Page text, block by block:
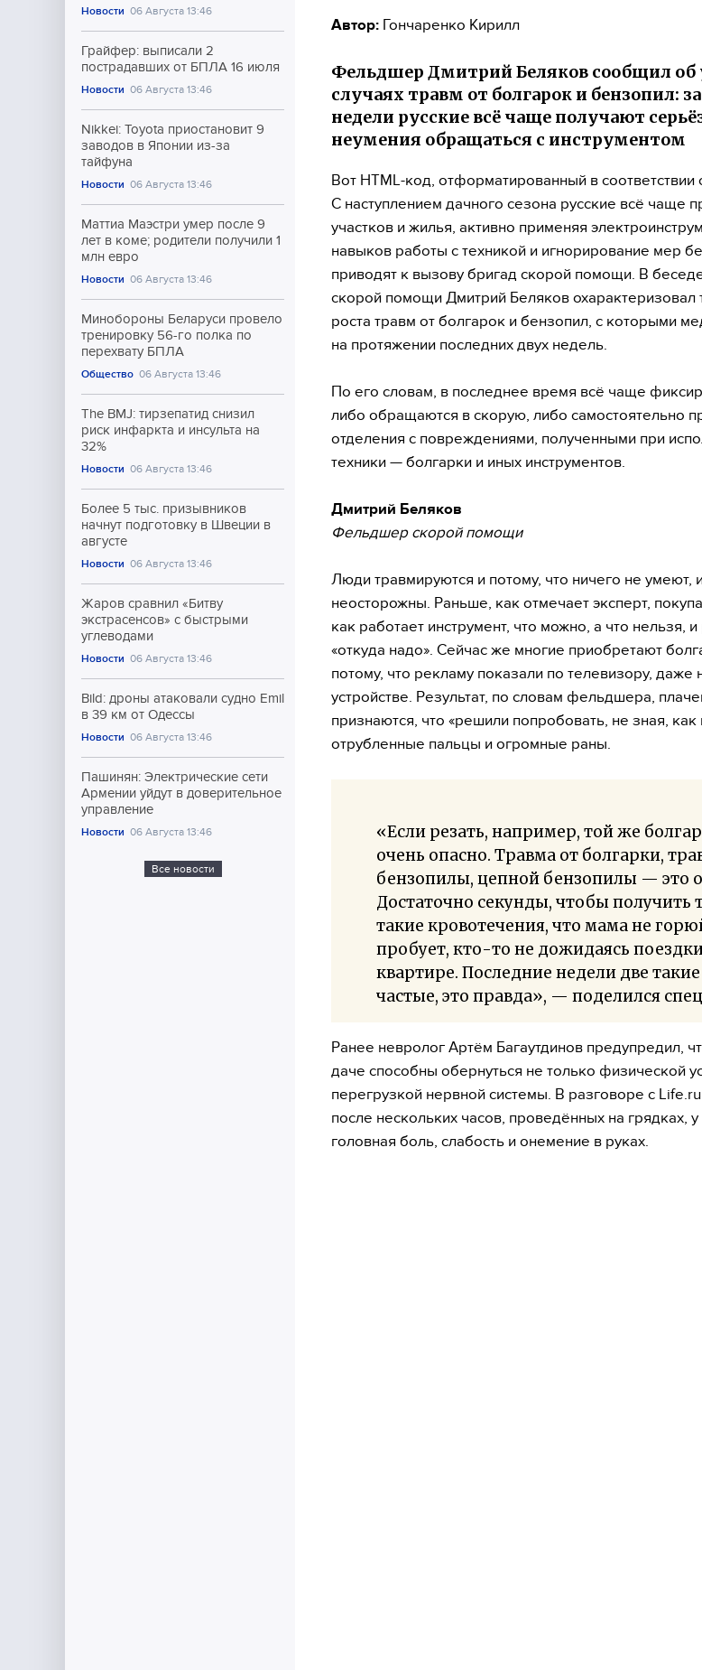
Новости 06 Августа 13:46
Грайфер: выписали 2
пострадавших от БПЛА 16 июля
Новости 06 Августа 13:46
Nikkei: Toyota приостановит 9
заводов в Японии из-за
тайфуна
Новости 06 Августа 13:46
Маттиа Маэстри умер после 9
лет в коме; родители получили 1
млн евро
Новости 06 Августа 13:46
Минобороны Беларуси провело
тренировку 56-го полка по
перехвату БПЛА
Общество 06 Августа 13:46
The BMJ: тирзепатид снизил
риск инфаркта и инсульта на
32%
Новости 06 Августа 13:46
Более 5 тыс. призывников
начнут подготовку в Швеции в
августе
Новости 06 Августа 13:46
Жаров сравнил «Битву
экстрасенсов» с быстрыми
углеводами
Новости 06 Августа 13:46
Bild: дроны атаковали судно Emil
в 39 км от Одессы
Новости 06 Августа 13:46
Пашинян: Электрические сети
Армении уйдут в доверительное
управление
Новости 06 Августа 13:46
Все новости
Автор: Гончаренко Кирилл
Фельдшер Дмитрий Беляков сообщил об
случаях травм от болгарок и бензопил:
недели русские всё чаще получают
неумения обращаться с инструментом
Вот HTML-код, отформатированный в
С наступлением дачного сезона русские всё чаще
участков и жилья, активно применяя
навыков работы с техникой и игнорирование мер
приводят к вызову бригад скорой помощи. В
скорой помощи Дмитрий Беляков
роста травм от болгарок и бензопил, с которыми
на протяжении последних двух недель.
По его словам, в последнее время всё чаще
либо обращаются в скорую, либо самостоятельно
отделения с повреждениями, полученными при
техники — болгарки и иных инструментов.
Дмитрий Беляков
Фельдшер скорой помощи
Люди травмируются и потому, что ничего не умеют,
неосторожны. Раньше, как отмечает эксперт,
как работает инструмент, что можно, а что нельзя,
«откуда надо». Сейчас же многие приобретают
потому, что рекламу показали по телевизору,
устройстве. Результат, по словам фельдшера,
признаются, что «решили попробовать, не зная, как
отрубленные пальцы и огромные раны.
«Если резать, например, той же
очень опасно. Травма от болгарки,
бензопилы, цепной бензопилы — это
Достаточно секунды, чтобы получить
такие кровотечения, что мама не
пробует, кто-то не дожидаясь
квартире. Последние недели две
частые, это правда», — поделился
Ранее невролог Артём Багаутдинов предупредил,
даче способны обернуться не только физической
перегрузкой нервной системы. В разговоре с
после нескольких часов, проведённых на грядках,
головная боль, слабость и онемение в руках.